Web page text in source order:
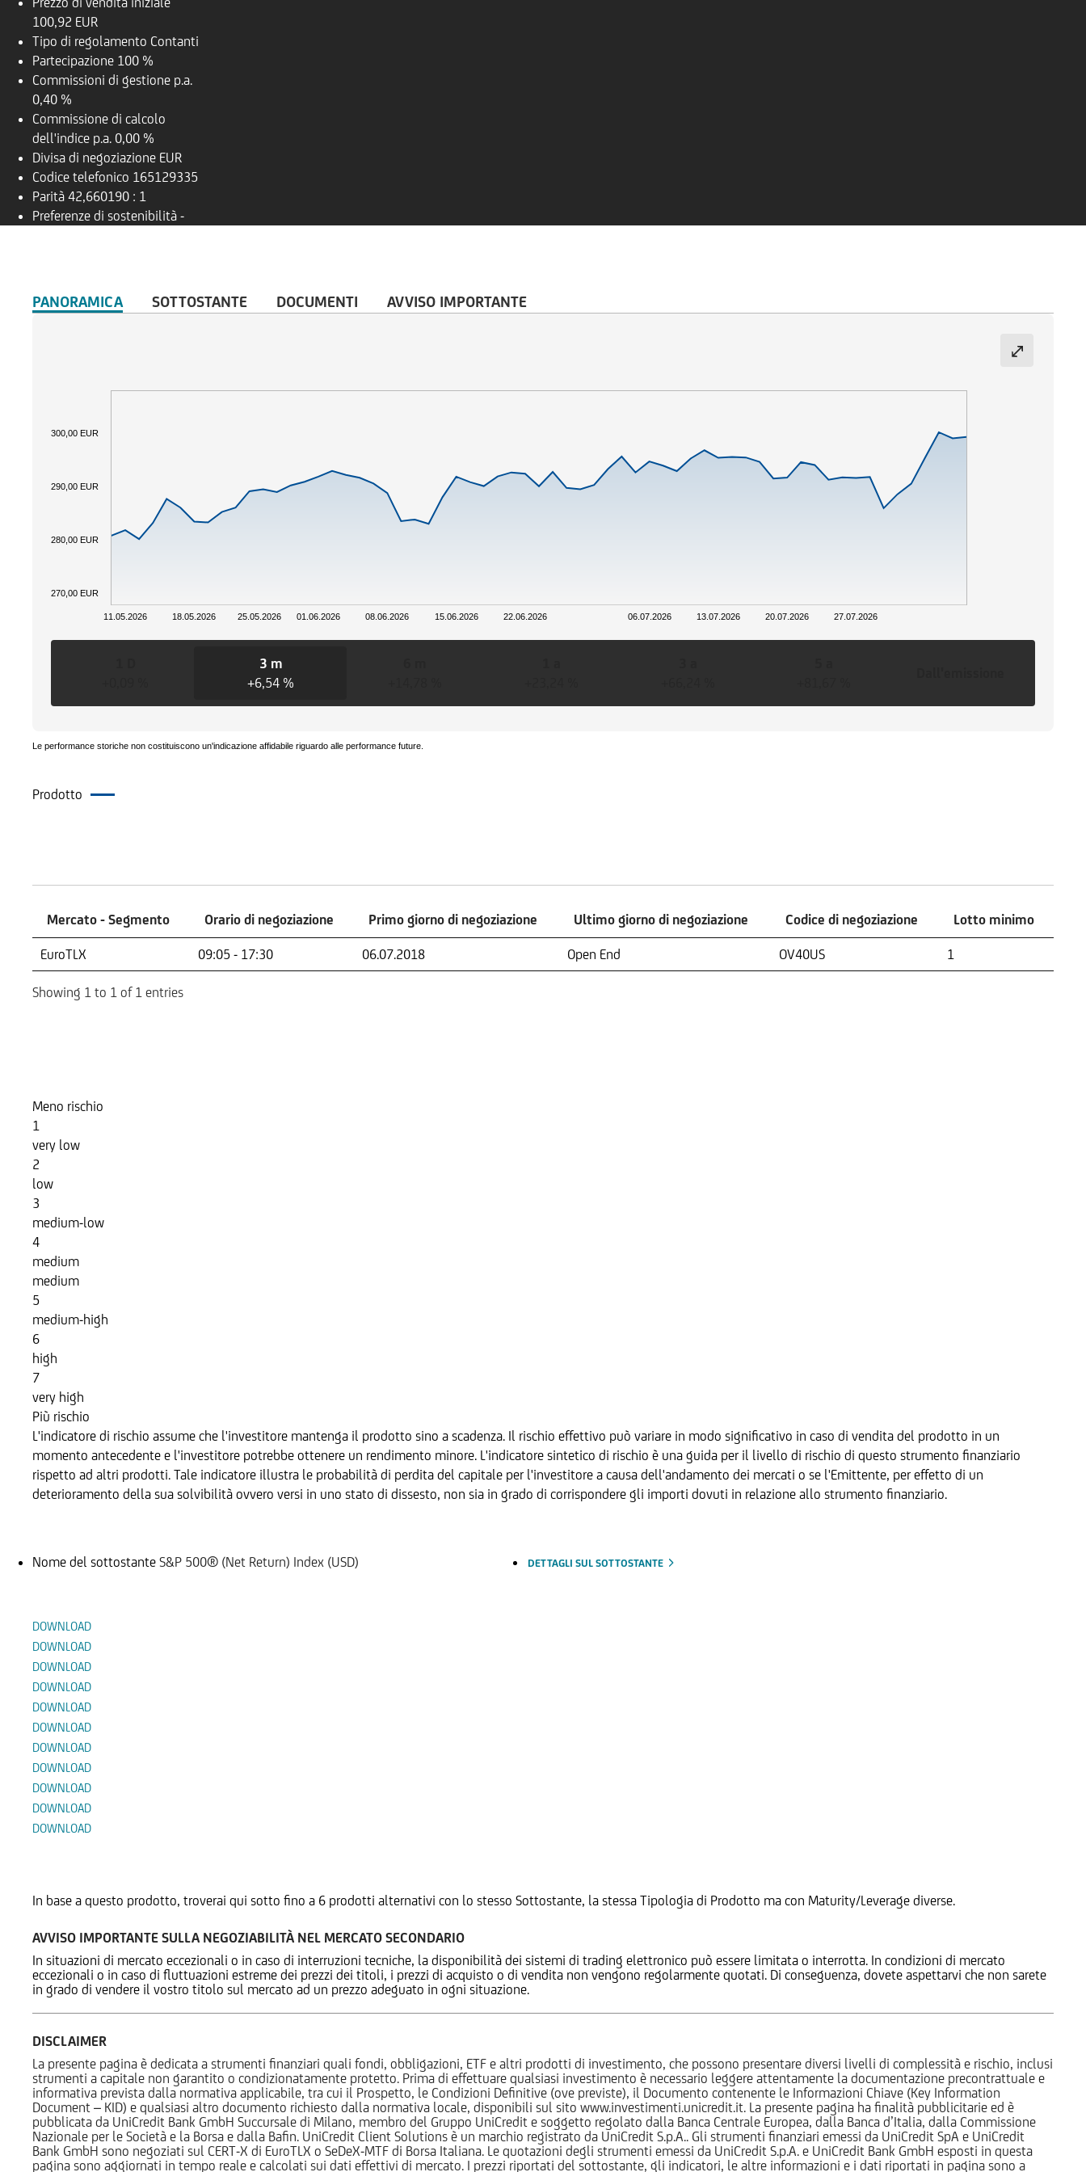
100,92 EUR
Tipo di regolamento Contanti
Partecipazione 100 %
Commissioni di gestione p.a.
0,40 %
Commissione di calcolo
dell'indice p.a. 0,00 %
Divisa di negoziazione EUR
Codice telefonico 165129335
Parità 42,660190 : 1
Preferenze di sostenibilità -
PANORAMICA SOTTOSTANTE DOCUMENTI AVVISO IMPORTANTE
11.05.2026 18.05.2026 25.05.2026 01.06.2026 08.06.2026 15.06.2026 22.06.2026 06.07.2026 13.07.2026 20.07.2026 27.07.2026
300,00 EUR
270,00 EUR
280,00 EUR
290,00 EUR
3 m
+6,54 %
Le performance storiche non costituiscono un'indicazione affidabile riguardo alle performance future.
Prodotto
Mercato - Segmento Orario di negoziazione Primo giorno di negoziazione Ultimo giorno di negoziazione Codice di negoziazione
Lotto minimo
Mercato - Segmento
Orario di negoziazione Primo giorno di negoziazione Ultimo giorno di negoziazione Codice di negoziazione
EuroTLX 09:05 - 17:30 06.07.2018 Open End OV40US 1
Showing 1 to 1 of 1 entries
Meno rischio
1
very low
2
low
3
medium-low
4
medium
medium
5
medium-high
6
high
7
very high
Più rischio
L'indicatore di rischio assume che l'investitore mantenga il prodotto sino a scadenza. Il rischio effettivo può variare in modo significativo in caso di vendita del prodotto in un
momento antecedente e l'investitore potrebbe ottenere un rendimento minore. L'indicatore sintetico di rischio è una guida per il livello di rischio di questo strumento finanziario
rispetto ad altri prodotti. Tale indicatore illustra le probabilità di perdita del capitale per l'investitore a causa dell'andamento dei mercati o se l'Emittente, per effetto di un
deterioramento della sua solvibilità ovvero versi in uno stato di dissesto, non sia in grado di corrispondere gli importi dovuti in relazione allo strumento finanziario.
Nome del sottostante S&P 500® (Net Return) Index (USD) DETTAGLI SUL SOTTOSTANTE
DOWNLOAD
DOWNLOAD
DOWNLOAD
DOWNLOAD
DOWNLOAD
DOWNLOAD
DOWNLOAD
DOWNLOAD
DOWNLOAD
DOWNLOAD
DOWNLOAD
In base a questo prodotto, troverai qui sotto fino a 6 prodotti alternativi con lo stesso Sottostante, la stessa Tipologia di Prodotto ma con Maturity/Leverage diverse.
AVVISO IMPORTANTE SULLA NEGOZIABILITÀ NEL MERCATO SECONDARIO
In situazioni di mercato eccezionali o in caso di interruzioni tecniche, la disponibilità dei sistemi di trading elettronico può essere limitata o interrotta. In condizioni di mercato
eccezionali o in caso di fluttuazioni estreme dei prezzi dei titoli, i prezzi di acquisto o di vendita non vengono regolarmente quotati. Di conseguenza, dovete aspettarvi che non sarete
in grado di vendere il vostro titolo sul mercato ad un prezzo adeguato in ogni situazione.
DISCLAIMER
La presente pagina è dedicata a strumenti finanziari quali fondi, obbligazioni, ETF e altri prodotti di investimento, che possono presentare diversi livelli di complessità e rischio, inclusi
strumenti a capitale non garantito o condizionatamente protetto. Prima di effettuare qualsiasi investimento è necessario leggere attentamente la documentazione precontrattuale e
informativa prevista dalla normativa applicabile, tra cui il Prospetto, le Condizioni Definitive (ove previste), il Documento contenente le Informazioni Chiave (Key Information
Document – KID) e qualsiasi altro documento richiesto dalla normativa locale, disponibili sul sito www.investimenti.unicredit.it. La presente pagina ha finalità pubblicitarie ed è
pubblicata da UniCredit Bank GmbH Succursale di Milano, membro del Gruppo UniCredit e soggetto regolato dalla Banca Centrale Europea, dalla Banca d’Italia, dalla Commissione
Nazionale per le Società e la Borsa e dalla Bafin. UniCredit Client Solutions è un marchio registrato da UniCredit S.p.A.. Gli strumenti finanziari emessi da UniCredit SpA e UniCredit
Bank GmbH sono negoziati sul CERT-X di EuroTLX o SeDeX-MTF di Borsa Italiana. Le quotazioni degli strumenti emessi da UniCredit S.p.A. e UniCredit Bank GmbH esposti in questa
pagina sono aggiornati in tempo reale e calcolati sui dati effettivi di mercato. I prezzi riportati del sottostante, gli indicatori, le altre informazioni e i dati riportati in pagina sono a